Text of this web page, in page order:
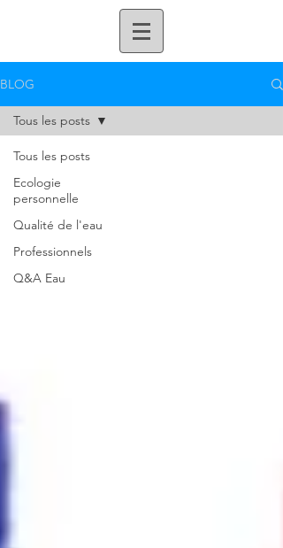
BLOG
Tous les posts
Ecologie
personnelle
Qualité de l'eau
Professionnels
Q&A Eau
Tous les posts